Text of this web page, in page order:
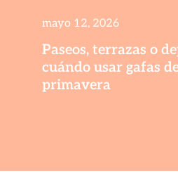
mayo 12, 2026
Paseos, terrazas o
cuándo usar gafas
primavera